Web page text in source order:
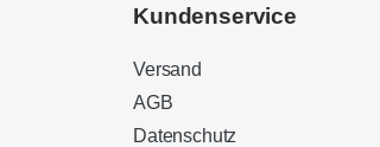
Kundenservice
Versand
AGB
Datenschutz